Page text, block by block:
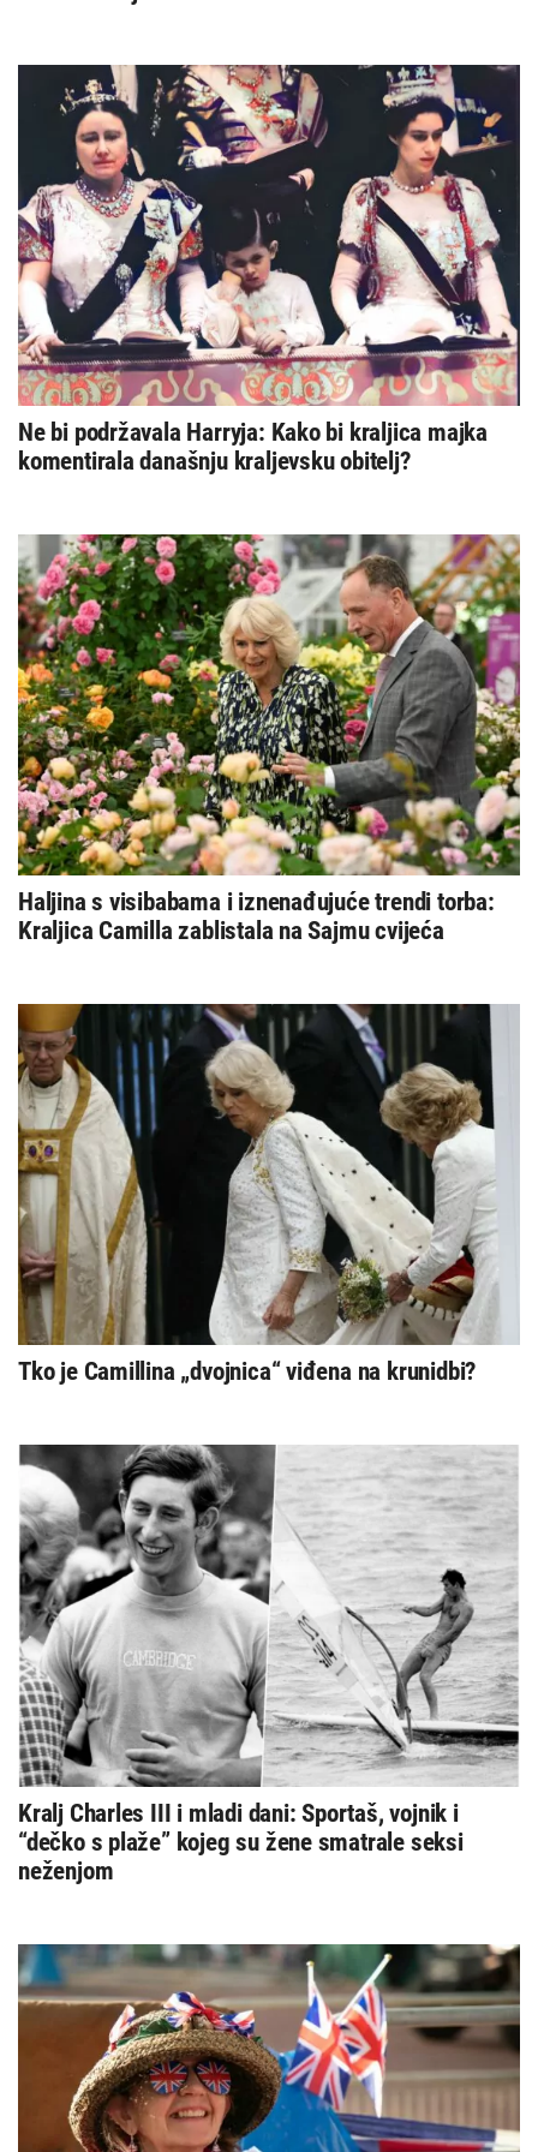
Ne bi podržavala Harryja: Kako bi kraljica majka
komentirala današnju kraljevsku obitelj?
Haljina s visibabama i iznenađujuće trendi torba:
Kraljica Camilla zablistala na Sajmu cvijeća
Tko je Camillina „dvojnica“ viđena na krunidbi?
Kralj Charles III i mladi dani: Sportaš, vojnik i
“dečko s plaže” kojeg su žene smatrale seksi
neženjom